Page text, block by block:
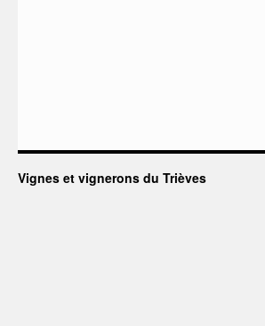
Vignes et vignerons du Trièves